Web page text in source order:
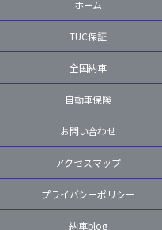
ホーム
TUC保証
全国納車
自動車保険
お問い合わせ
アクセスマップ
プライバシーポリシー
納車blog